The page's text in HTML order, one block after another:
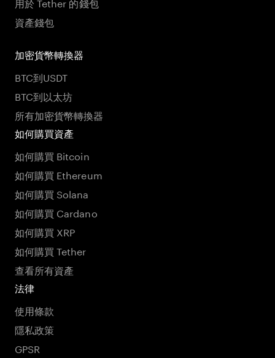
資產錢包
加密貨幣轉換器
BTC到USDT
BTC到以太坊
所有加密貨幣轉換器
如何購買資產
如何購買 Bitcoin
如何購買 Ethereum
如何購買 Solana
如何購買 Cardano
如何購買 XRP
如何購買 Tether
查看所有資產
法律
使用條款
隱私政策
GPSR